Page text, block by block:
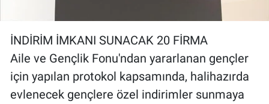
İNDİRİM İMKANI SUNACAK 20 FİRMA
Aile ve Gençlik Fonu'ndan yararlanan gençler
için yapılan protokol kapsamında, halihazırda
evlenecek gençlere özel indirimler sunmaya